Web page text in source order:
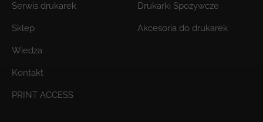
Serwis drukarek
Sklep
Wiedza
Kontakt
PRINT ACCESS
Drukarki Spożywcze
Akcesoria do drukarek